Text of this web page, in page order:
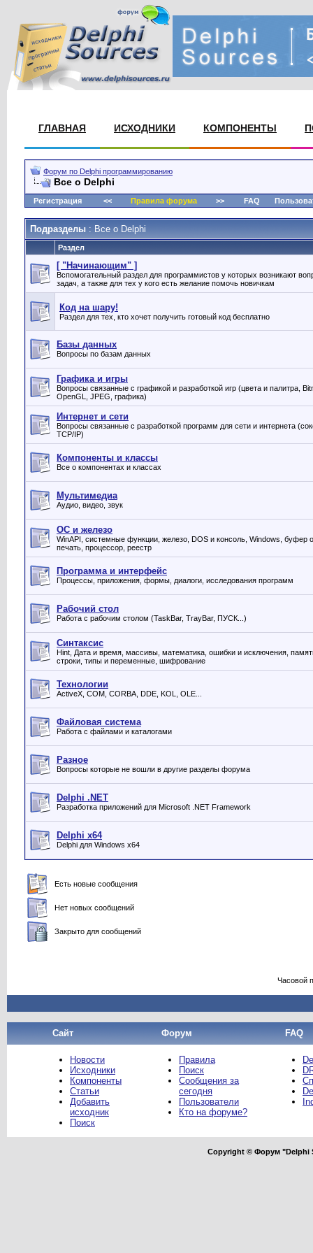
ГЛАВНАЯ ИСХОДНИКИ КОМПОНЕНТЫ
Форум по Delphi программированию
Все о Delphi
Регистрация << Правила форума>> FAQ
Подразделы : Все о Delphi
Раздел
[ "Начинающим" ]
Вспомогательный раздел для программистов у которых возникают
задач, а также для тех у кого есть желание помочь новичкам
Код на шару!
Раздел для тех, кто хочет получить готовый код бесплатно
Базы данных
Вопросы по базам данных
Графика и игры
Вопросы связанные с графикой и разработкой игр (цвета и палитра,
OpenGL, JPEG, графика)
Интернет и сети
Вопросы связанные с разработкой программ для сети и интернета
TCP/IP)
Компоненты и классы
Все о компонентах и классах
Мультимедиа
Аудио, видео, звук
ОС и железо
WinAPI, системные функции, железо, DOS и консоль, Windows,
печать, процессор, реестр
Программа и интерфейс
Процессы, приложения, формы, диалоги, исследования программ
Рабочий стол
Работа с рабочим столом (TaskBar, TrayBar, ПУСК...)
Синтаксис
Hint, Дата и время, массивы, математика, ошибки и исключения,
строки, типы и переменные, шифрование
Технологии
ActiveX, COM, CORBA, DDE, KOL, OLE...
Файловая система
Работа с файлами и каталогами
Разное
Вопросы которые не вошли в другие разделы форума
Delphi .NET
Разработка приложений для Microsoft .NET Framework
Delphi x64
Delphi для Windows x64
Есть новые сообщения
Нет новых сообщений
Закрыто для сообщений
Часовой
Сайт Форум FAQ
Новости
Исходники
Компоненты
Статьи
Добавить
исходник
Поиск
Правила
Поиск
Сообщения за
сегодня
Пользователи
Кто на форуме?
Copyright © Форум "Delphi